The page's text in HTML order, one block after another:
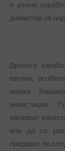
е ръчно
диаметър не
Дрехите
евтини,
нишка.
инвестиция.
запазват
или да се
предават на